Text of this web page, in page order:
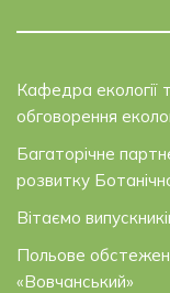
Кафедра екології
обговорення
Багаторічне
розвитку
Вітаємо
Польове
«Вовчанський»